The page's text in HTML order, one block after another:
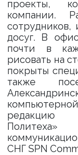
проекты,
компании.
досуг. В
почти в
рисовать на
покрыты
также
редакцию
СНГ SPN